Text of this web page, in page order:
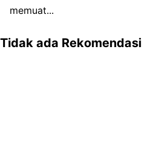
memuat...
Tidak ada Rekomendasi